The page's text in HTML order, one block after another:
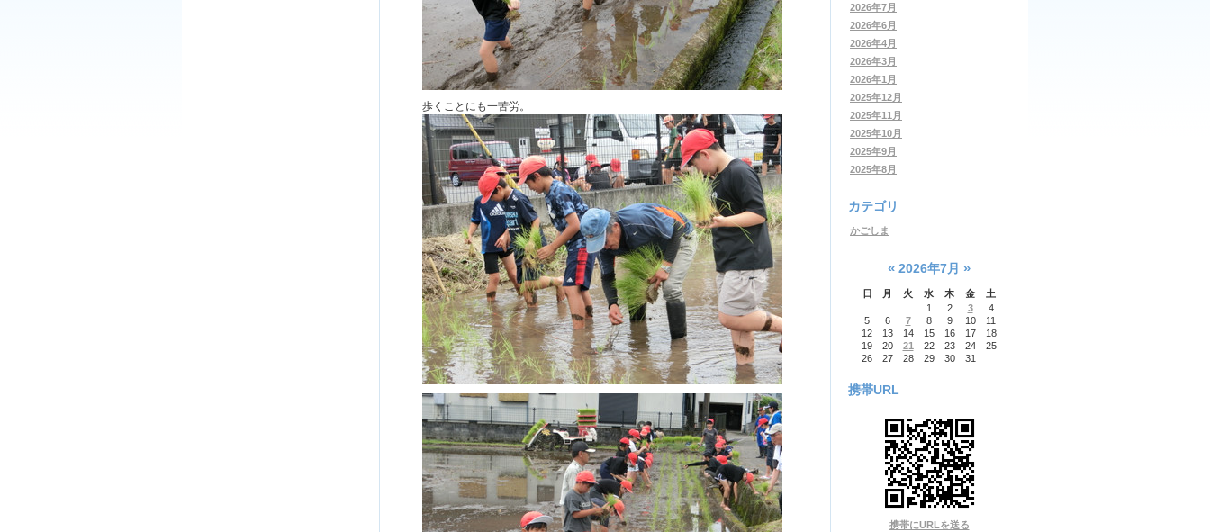
歩くことにも一苦労。
2026年7月
2026年6月
2026年4月
2026年3月
2026年1月
2025年12月
2025年11月
2025年10月
2025年9月
2025年8月
カテゴリ
かごしま
« 2026年7月 »
日 月 火 水 木 金
土
1
2 3
4
5
6 7 8 9 10
11
12
13 14 15 16 17
18
19
20 21 22 23 24
25
26
27 28 29 30 31
携帯URL
携帯にURLを送る